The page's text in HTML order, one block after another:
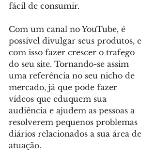
fácil de consumir.
Com um canal no YouTube, é
possível divulgar seus produtos, e
com isso fazer crescer o trafego
do seu site. Tornando-se assim
uma referência no seu nicho de
mercado, já que pode fazer
vídeos que eduquem sua
audiência e ajudem as pessoas a
resolverem pequenos problemas
diários relacionados a sua área de
atuação.